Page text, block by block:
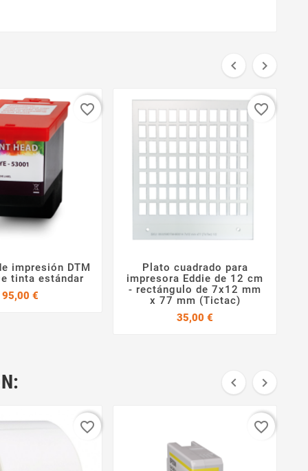
 

impresión DTM
tinta estándar
95,00 €
favorite_border
 
Plato cuadrado para
impresora Eddie de 12 cm
- rectángulo de 7x12 mm
x 77 mm (Tictac)
35,00 €
favorite_border
 
favorite_border favorite_border